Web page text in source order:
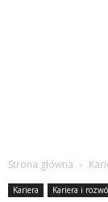
Strona główna
Kariera Kariera i